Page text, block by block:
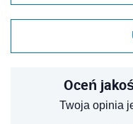
Oceń
Twoja opinia